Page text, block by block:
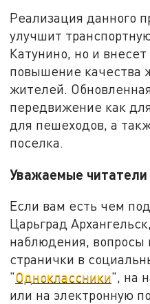
Реализация данного
улучшит
Катунино, но и
повышение качества
жителей.
передвижение как
для пешеходов, а
поселка.
Уважаемые
Если вам есть чем
Царьград
наблюдения, вопросы
странички в
"Одноклассники", на
или на электронную